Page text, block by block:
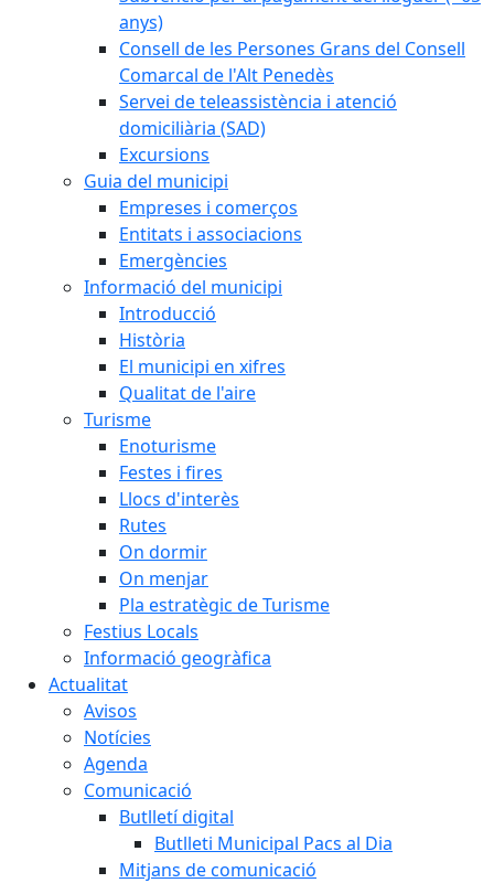
anys)
Consell de les Persones Grans del Consell
Comarcal de l'Alt Penedès
Servei de teleassistència i atenció
domiciliària (SAD)
Excursions
Guia del municipi
Empreses i comerços
Entitats i associacions
Emergències
Informació del municipi
Introducció
Història
El municipi en xifres
Qualitat de l'aire
Turisme
Enoturisme
Festes i fires
Llocs d'interès
Rutes
On dormir
On menjar
Pla estratègic de Turisme
Festius Locals
Informació geogràfica
Actualitat
Avisos
Notícies
Agenda
Comunicació
Butlletí digital
Butlleti Municipal Pacs al Dia
Mitjans de comunicació